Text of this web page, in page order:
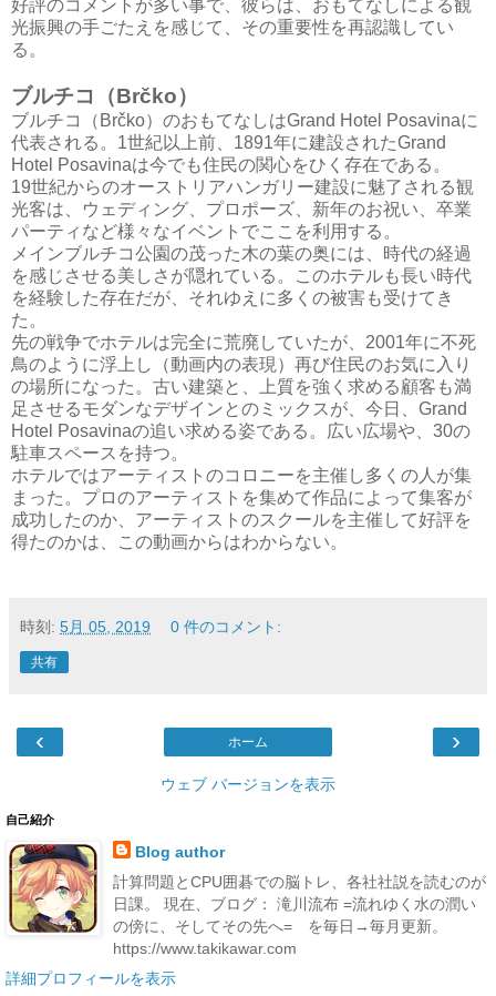
好評のコメントが多い事で、彼らは、おもてなしによる観
光振興の手ごたえを感じて、その重要性を再認識してい
る。
ブルチコ（Brčko）
ブルチコ（Brčko）のおもてなしはGrand Hotel Posavinaに
代表される。1世紀以上前、1891年に建設されたGrand
Hotel Posavinaは今でも住民の関心をひく存在である。
19世紀からのオーストリアハンガリー建設に魅了される観
光客は、ウェディング、プロポーズ、新年のお祝い、卒業
パーティなど様々なイベントでここを利用する。
メインブルチコ公園の茂った木の葉の奥には、時代の経過
を感じさせる美しさが隠れている。このホテルも長い時代
を経験した存在だが、それゆえに多くの被害も受けてき
た。
先の戦争でホテルは完全に荒廃していたが、2001年に不死
鳥のように浮上し（動画内の表現）再び住民のお気に入り
の場所になった。古い建築と、上質を強く求める顧客も満
足させるモダンなデザインとのミックスが、今日、Grand
Hotel Posavinaの追い求める姿である。広い広場や、30の
駐車スペースを持つ。
ホテルではアーティストのコロニーを主催し多くの人が集
まった。プロのアーティストを集めて作品によって集客が
成功したのか、アーティストのスクールを主催して好評を
得たのかは、この動画からはわからない。
時刻: 5月 05, 2019 0 件のコメント:
共有
‹ ›
ホーム
ウェブ バージョンを表示
自己紹介
Blog author
計算問題とCPU囲碁での脳トレ、各社社説を読むのが
日課。 現在、ブログ： 滝川流布 =流れゆく水の潤い
の傍に、そしてその先へ= を毎日→毎月更新。
https://www.takikawar.com
詳細プロフィールを表示